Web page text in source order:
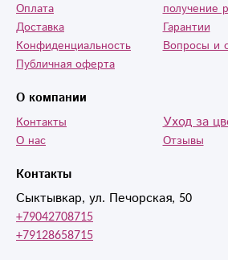
Контакты
Сыктывкар, ул. Печорская, 50
+79042708715
+79128658715
Оплата
Доставка
Конфиденциальность
Публичная оферта
получение
Гарантии
Вопросы и
О компании
Контакты
О нас
Уход за
Отзывы